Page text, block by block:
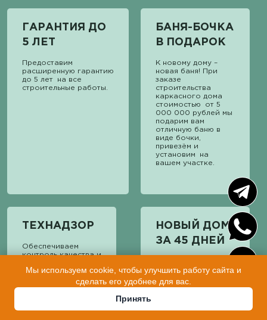
ГАРАНТИЯ ДО
5 ЛЕТ
Предоставим
расширенную гарантию
до 5 лет на все
строительные работы.
БАНЯ-БОЧКА
В ПОДАРОК
К новому дому –
новая баня! При
заказе
строительства
каркасного дома
стоимостью от 5
000 000 рублей мы
подарим вам
отличную баню в
виде бочки,
привезём и
установим на
вашем участке.
ТЕХНАДЗОР
Обеспечиваем
контроль качества и
каждом этапе
строительства.
НОВЫЙ ДОМ
ЗА 45 ДНЕЙ
над вашим заказом
договора. В
небольшого
Мы используем cookie, чтобы улучшить работу сайта и
сделать его удобнее для вас.
Принять